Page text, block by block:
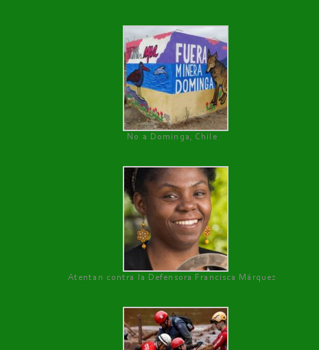
No a Dominga, Chile
Atentan contra la Defensora Francisca Márquez